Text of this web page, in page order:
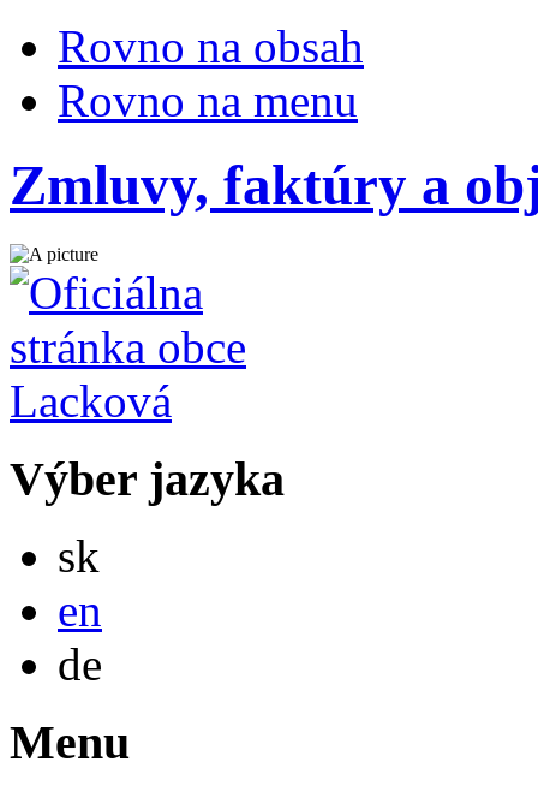
Rovno na obsah
Rovno na menu
Zmluvy, faktúry a
Výber jazyka
sk
en
de
Menu